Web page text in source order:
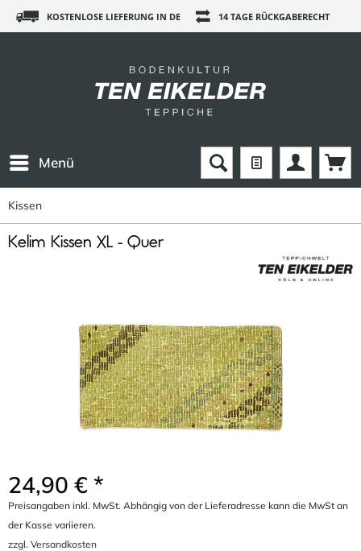
KOSTENLOSE LIEFERUNG IN DE 14 TAGE RÜCKGABERECHT
Menü
Kissen
Kelim Kissen XL - Quer
24,90 € *
Preisangaben inkl. MwSt. Abhängig von der Lieferadresse kann die MwSt an
der Kasse variieren.
zzgl. Versandkosten